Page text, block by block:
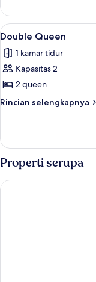
Single
King
Lihat
semua
foto
untuk
Double
Queen
9
Double Queen
1 kamar tidur
Kapasitas 2
2 queen
Rincian selengkapnya
Rincian
Double
Queen
Properti serupa
Wyndham Garden